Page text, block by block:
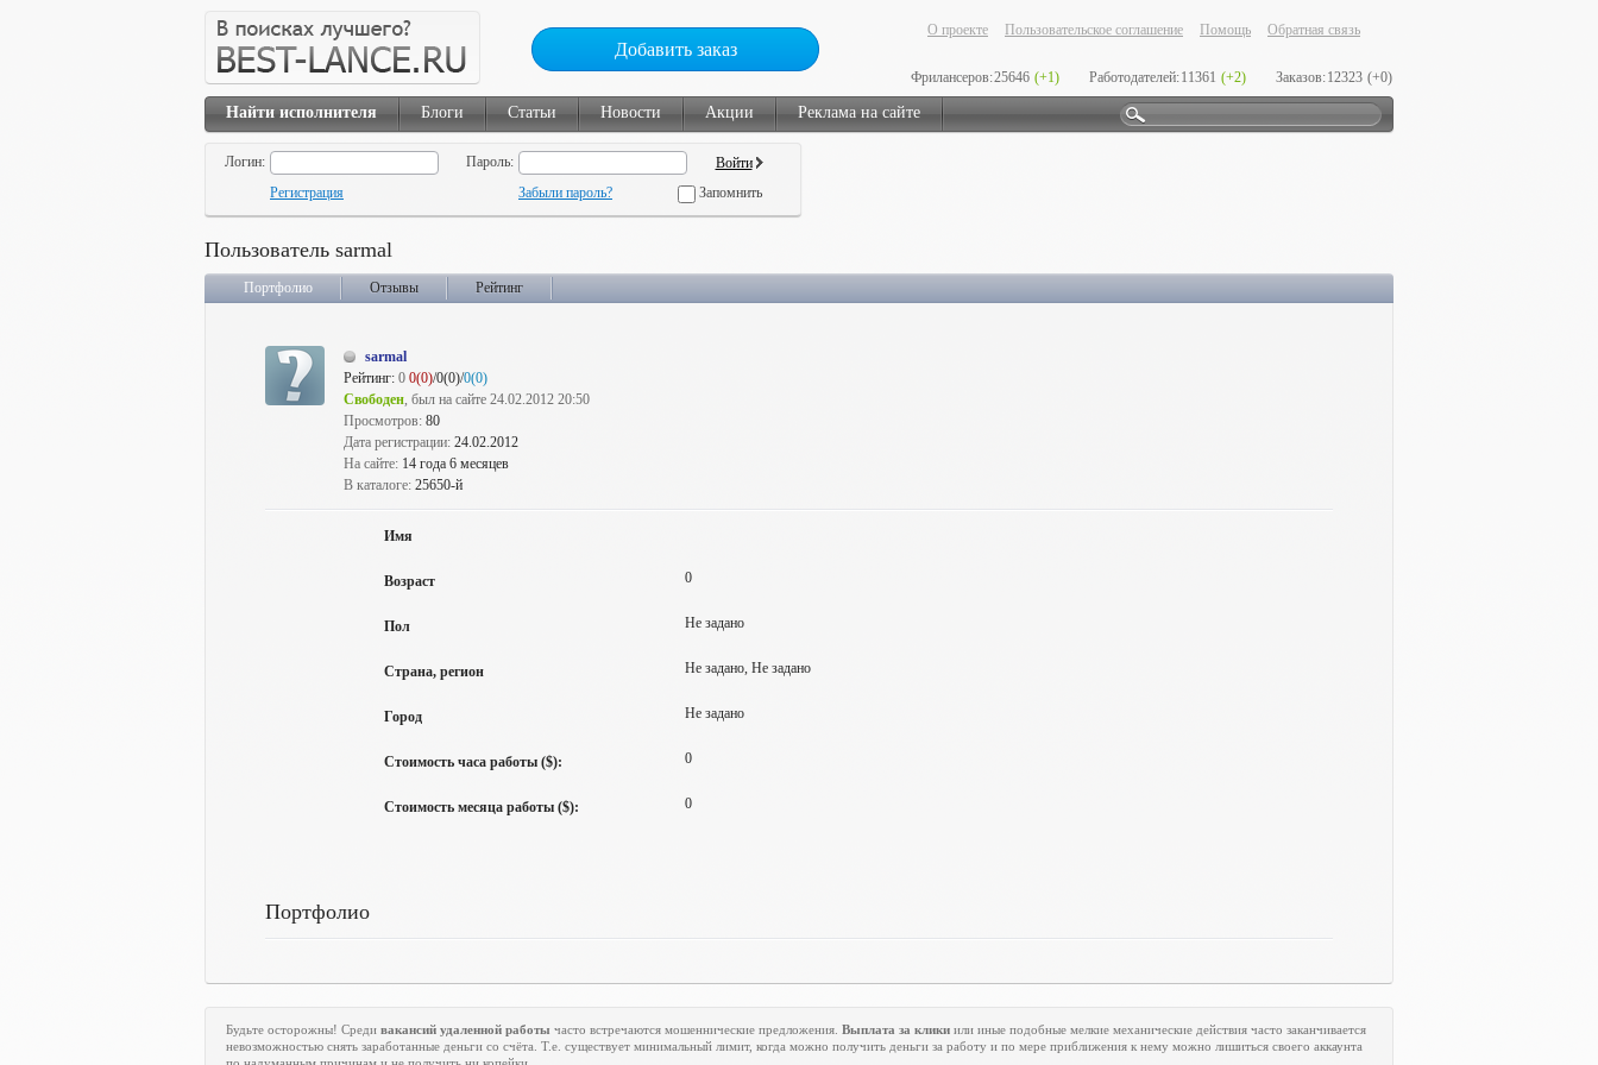
Добавить заказ
О проекте Пользовательское соглашение Помощь Обратная связь
Фрилансеров:25646 (+1) Работодателей:11361 (+2) Заказов:12323 (+0)
Найти исполнителя Блоги Статьи Новости Акции Реклама на сайте
Логин:
Пароль:
Регистрация
Забыли пароль? Запомнить
Пользователь sarmal
Портфолио Отзывы Рейтинг
sarmal
Рейтинг: 0 0(0)/0(0)/0(0)
Свободен, был на сайте 24.02.2012 20:50
Просмотров: 80
Дата регистрации: 24.02.2012
На сайте: 14 года 6 месяцев
В каталоге: 25650-й
Имя
Возраст 0
Пол Не задано
Страна, регион Не задано, Не задано
Город Не задано
Стоимость часа работы ($): 0
Стоимость месяца работы ($): 0
Портфолио
Будьте осторожны! Среди вакансий удаленной работы часто встречаются мошеннические предложения. Выплата за клики или иные подобные мелкие механические действия часто заканчивается
невозможностью снять заработанные деньги со счёта. Т.е. существует минимальный лимит, когда можно получить деньги за работу и по мере приближения к нему можно лишиться своего аккаунта